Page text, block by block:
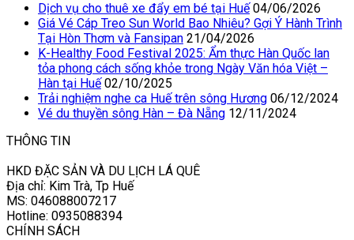
130.000₫.
Dịch vụ cho thuê xe đẩy em bé tại Huế 04/06/2026
Giá Vé Cáp Treo Sun World Bao Nhiêu? Gợi Ý Hành Trình
Tại Hòn Thơm và Fansipan 21/04/2026
K-Healthy Food Festival 2025: Ẩm thực Hàn Quốc lan
tỏa phong cách sống khỏe trong Ngày Văn hóa Việt –
Hàn tại Huế 02/10/2025
Trải nghiệm nghe ca Huế trên sông Hương 06/12/2024
Vé du thuyền sông Hàn – Đà Nẵng 12/11/2024
THÔNG TIN
HKD ĐẶC SẢN VÀ DU LỊCH LÁ QUÊ
Địa chỉ: Kim Trà, Tp Huế
MS: 046088007217
Hotline: 0935088394
CHÍNH SÁCH